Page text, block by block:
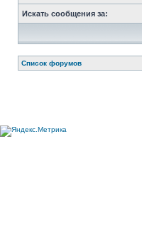
Искать сообщения за:
Список форумов